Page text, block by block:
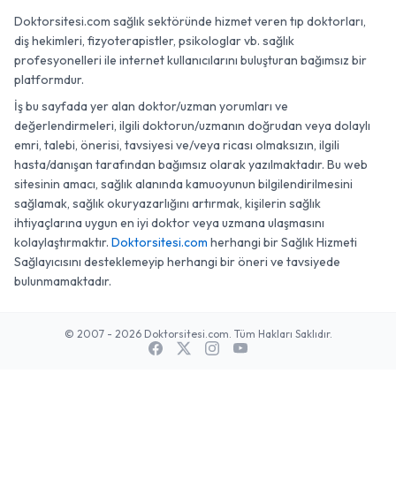
Doktorsitesi.com sağlık sektöründe hizmet veren tıp doktorları,
diş hekimleri, fizyoterapistler, psikologlar vb. sağlık
profesyonelleri ile internet kullanıcılarını buluşturan bağımsız bir
platformdur.
İş bu sayfada yer alan doktor/uzman yorumları ve
değerlendirmeleri, ilgili doktorun/uzmanın doğrudan veya dolaylı
emri, talebi, önerisi, tavsiyesi ve/veya ricası olmaksızın, ilgili
hasta/danışan tarafından bağımsız olarak yazılmaktadır. Bu web
sitesinin amacı, sağlık alanında kamuoyunun bilgilendirilmesini
sağlamak, sağlık okuryazarlığını artırmak, kişilerin sağlık
ihtiyaçlarına uygun en iyi doktor veya uzmana ulaşmasını
kolaylaştırmaktır. Doktorsitesi.com herhangi bir Sağlık Hizmeti
Sağlayıcısını desteklemeyip herhangi bir öneri ve tavsiyede
bulunmamaktadır.
© 2007 - 2026 Doktorsitesi.com. Tüm Hakları Saklıdır.